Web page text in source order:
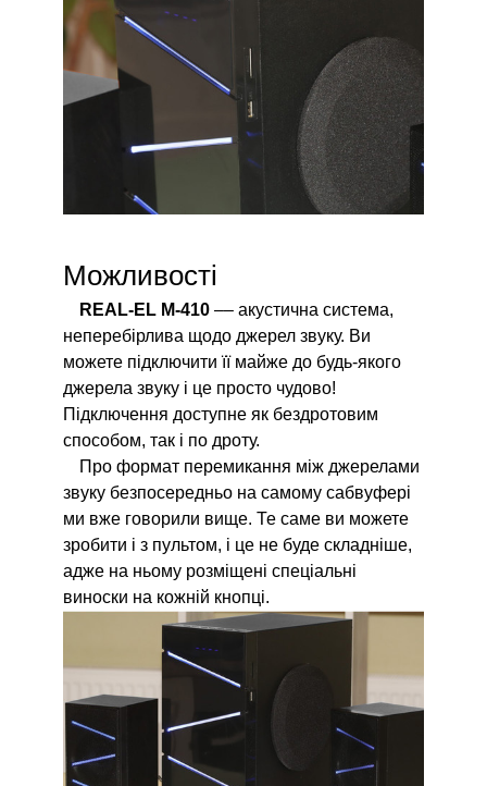
Можливості
REAL-EL M-410–– акустична система,
неперебірлива щодо джерел звуку. Ви
можете підключити її майже до будь-якого
джерела звуку і це просто чудово!
Підключення доступне як бездротовим
способом, так і по дроту.
Про формат перемикання між джерелами
звуку безпосередньо на самому сабвуфері
ми вже говорили вище. Те саме ви можете
зробити і з пультом, і це не буде складніше,
адже на ньому розміщені спеціальні
виноски на кожній кнопці.